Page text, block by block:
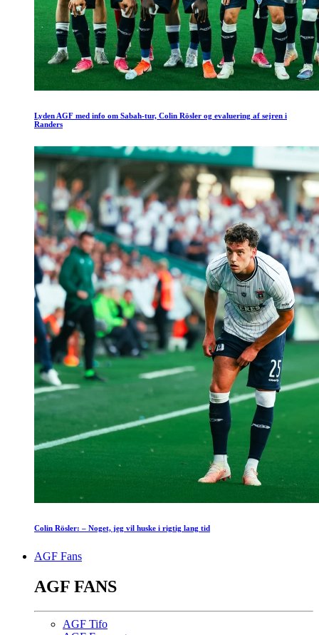
Lyden AGF med info om Sabah-tur, Colin Rösler og evaluering af sejren i
Randers
Colin Rösler: – Noget, jeg vil huske i rigtig lang tid
AGF Fans
AGF FANS
AGF Tifo